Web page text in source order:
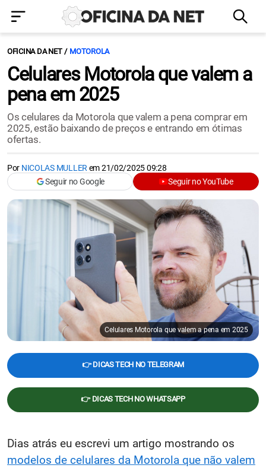
OFICINA DA NET MOTOROLA
Celulares Motorola que valem a
pena em 2025
Os celulares da Motorola que valem a pena comprar em
2025, estão baixando de preços e entrando em ótimas
ofertas.
Por NICOLAS MULLER em21/02/2025 09:28
Seguir no Google
Seguir no YouTube
Celulares Motorola que valem a pena em 2025
👉 DICAS TECH NO TELEGRAM
👉 DICAS TECH NO WHATSAPP
Dias atrás eu escrevi um artigo mostrando os
modelos de celulares da Motorola que não valem